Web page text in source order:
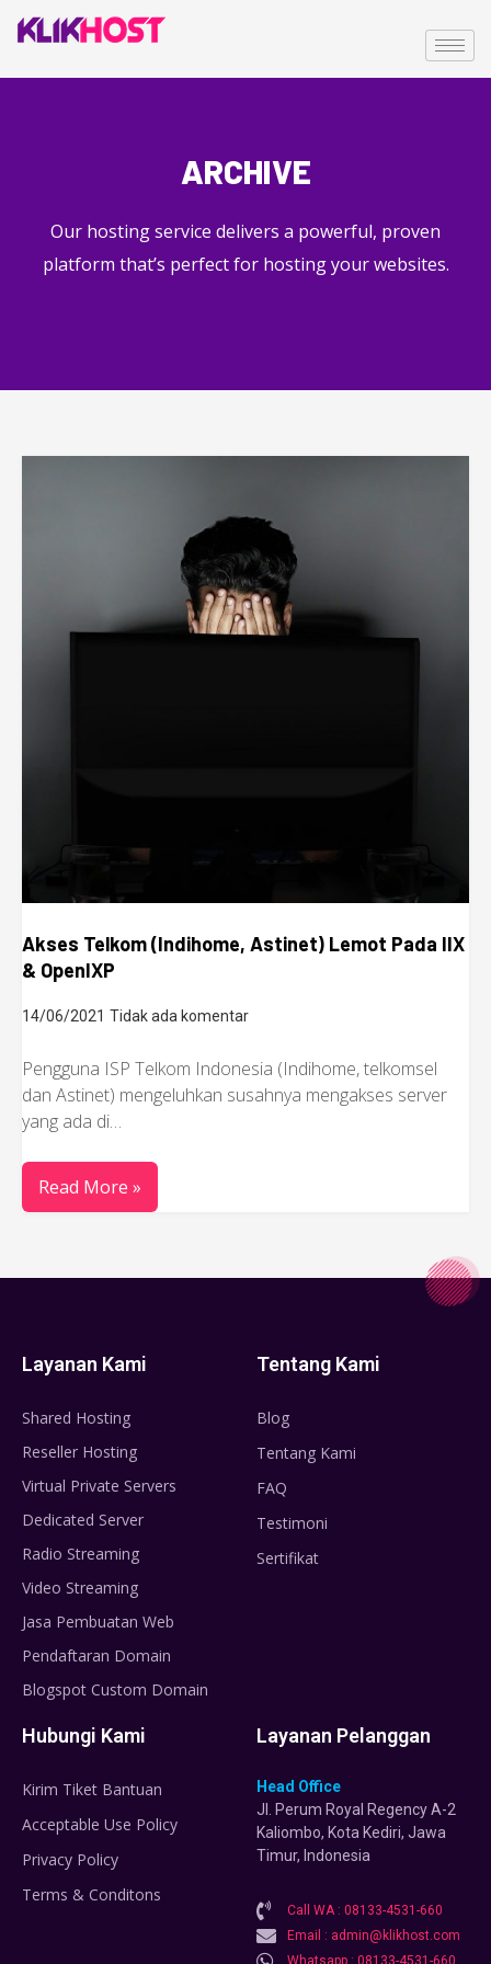
ARCHIVE
Our hosting service delivers a powerful, proven
platform that’s perfect for hosting your websites.
Akses Telkom (Indihome, Astinet) Lemot Pada IIX
& OpenIXP
14/06/2021 Tidak ada komentar
Pengguna ISP Telkom Indonesia (Indihome, telkomsel
dan Astinet) mengeluhkan susahnya mengakses server
yang ada di…
Read More »
Layanan Kami
Shared Hosting
Reseller Hosting
Virtual Private Servers
Dedicated Server
Radio Streaming
Video Streaming
Jasa Pembuatan Web
Pendaftaran Domain
Blogspot Custom Domain
Tentang Kami
Blog
Tentang Kami
FAQ
Testimoni
Sertifikat
Hubungi Kami
Kirim Tiket Bantuan
Acceptable Use Policy
Privacy Policy
Terms & Conditons
Layanan Pelanggan
Head Office
Jl. Perum Royal Regency A-2
Kaliombo, Kota Kediri, Jawa
Timur, Indonesia
Call WA : 08133-4531-660
Email : admin@klikhost.com
Whatsapp : 08133-4531-660